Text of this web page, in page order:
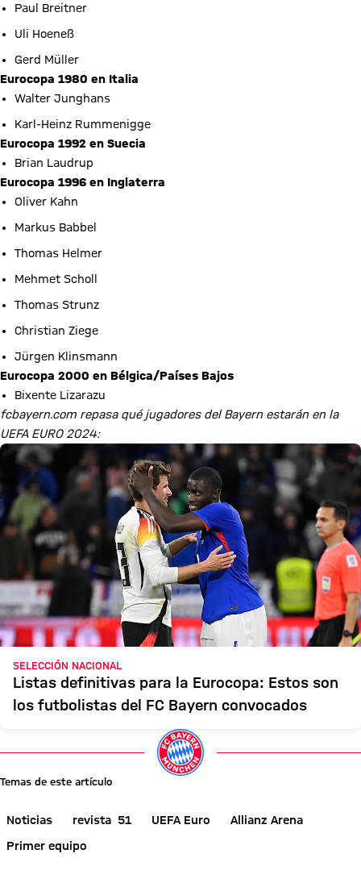
Paul Breitner
Uli Hoeneß
Gerd Müller
Eurocopa 1980 en Italia
Walter Junghans
Karl-Heinz Rummenigge
Eurocopa 1992 en Suecia
Brian Laudrup
Eurocopa 1996 en Inglaterra
Oliver Kahn
Markus Babbel
Thomas Helmer
Mehmet Scholl
Thomas Strunz
Christian Ziege
Jürgen Klinsmann
Eurocopa 2000 en Bélgica/Países Bajos
Bixente Lizarazu
fcbayern.com repasa qué jugadores del Bayern estarán en la
UEFA EURO 2024:
SELECCIÓN NACIONAL
Listas definitivas para la Eurocopa: Estos son
los futbolistas del FC Bayern convocados
Temas de este artículo
Noticias revista 51 UEFA Euro
Allianz Arena
Primer equipo